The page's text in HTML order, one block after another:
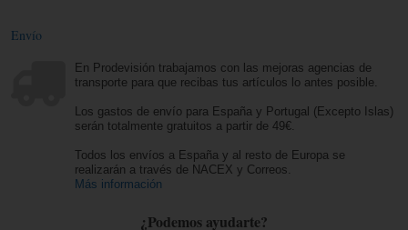
Envío
En Prodevisión trabajamos con las mejoras agencias de
transporte para que recibas tus artículos lo antes posible.
Los gastos de envío para España y Portugal (Excepto Islas)
serán totalmente gratuitos a partir de 49€.
Todos los envíos a España y al resto de Europa se
realizarán a través de NACEX y Correos.
Más información
¿Podemos ayudarte?